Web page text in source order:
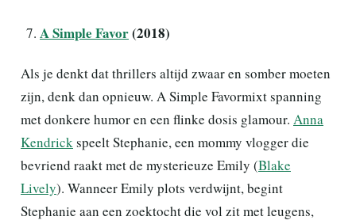
A Simple Favor(2018)
Als je denkt dat thrillers altijd zwaar en somber moeten
zijn, denk dan opnieuw. A Simple Favormixt spanning
met donkere humor en een flinke dosis glamour. Anna
Kendrickspeelt Stephanie, een mommy vlogger die
bevriend raakt met de mysterieuze Emily (Blake
Lively). Wanneer Emily plots verdwijnt, begint
Stephanie aan een zoektocht die vol zit met leugens,